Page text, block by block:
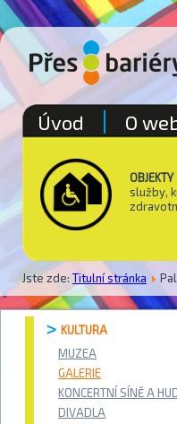
OBJEKTY
služby,
Jste zde: Titulní stránka
Úvod O
KULTURA
MUZEA
GALERIE
KONCERTNÍ SÍNĚ A
DIVADLA